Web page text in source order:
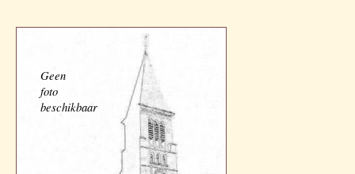
Geen
foto
beschikbaar